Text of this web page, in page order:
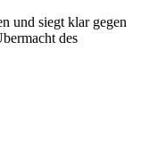
und siegt klar gegen
des